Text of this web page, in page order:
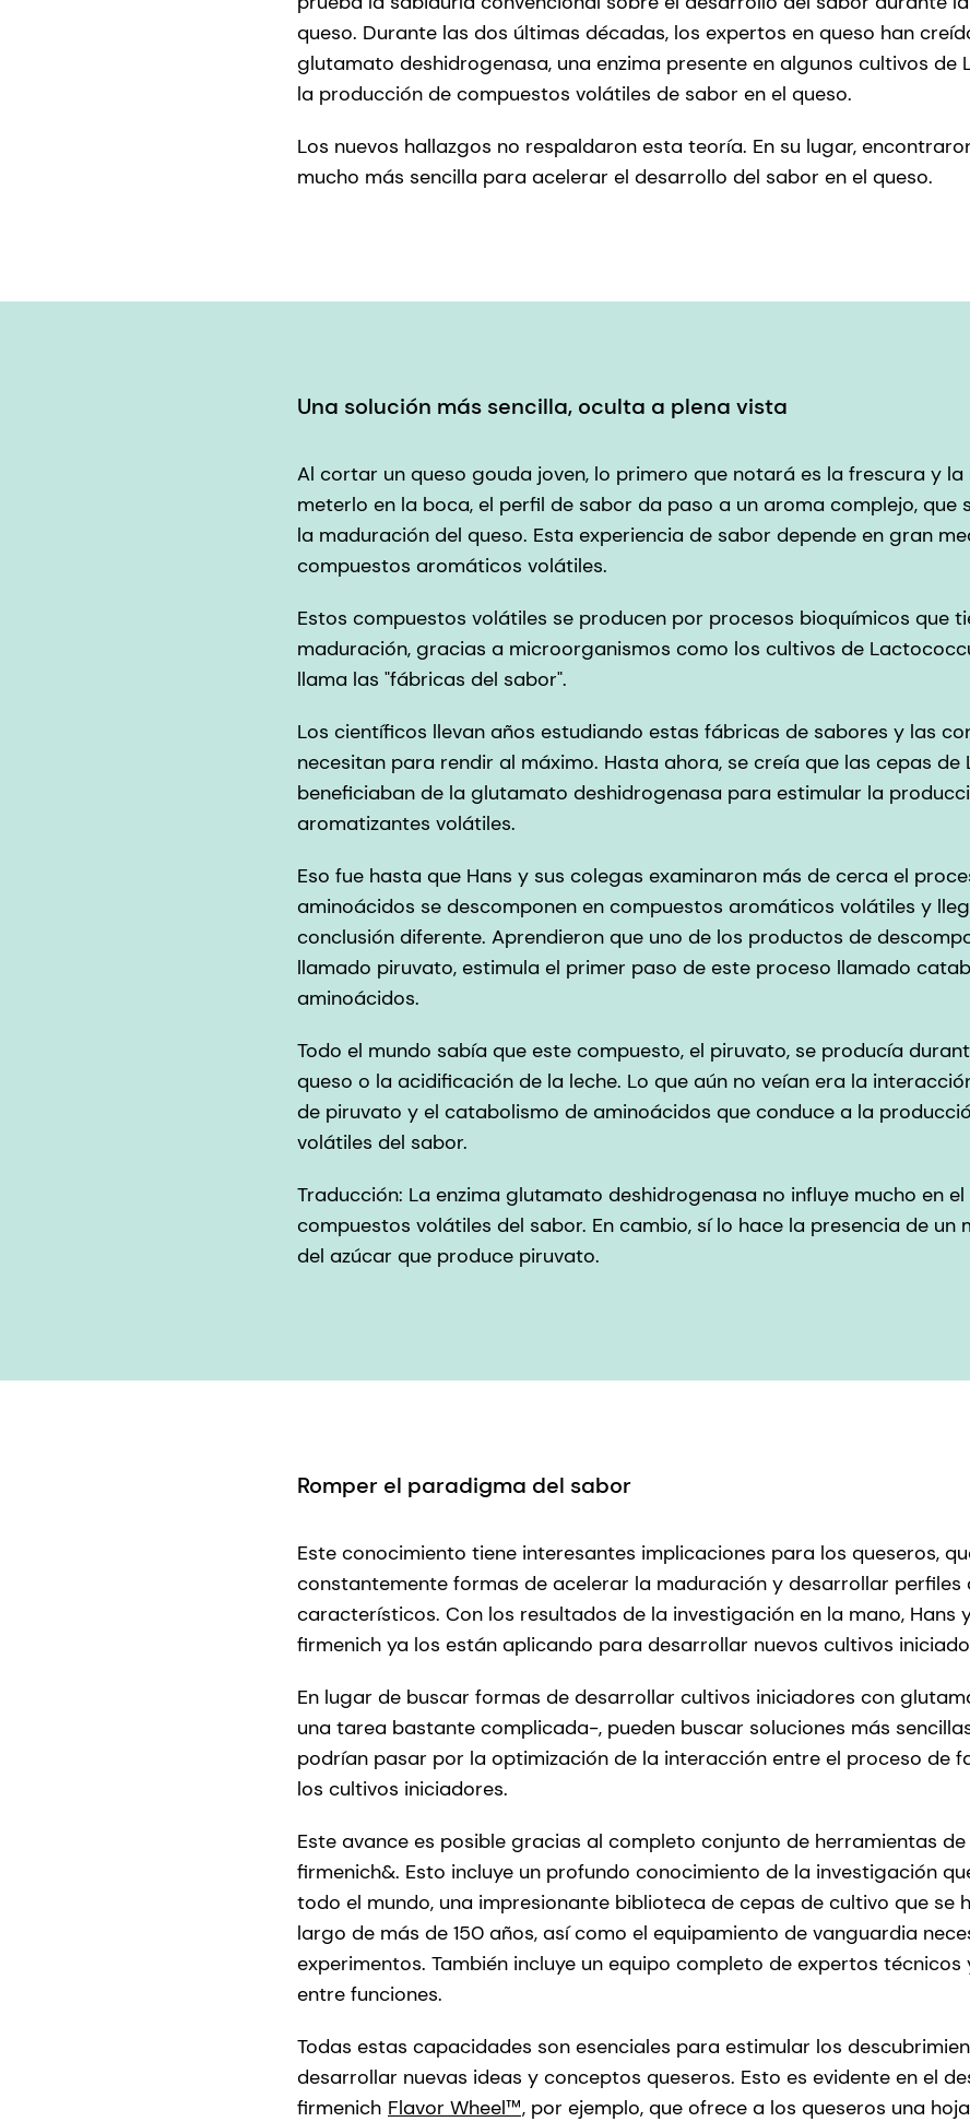
queso. Durante las dos últimas décadas, los expertos en queso han
glutamato deshidrogenasa, una enzima presente en algunos cultivos de
la producción de compuestos volátiles de sabor en el queso.
Los nuevos hallazgos no respaldaron esta teoría. En su lugar,
mucho más sencilla para acelerar el desarrollo del sabor en el queso.
Una solución más sencilla, oculta a plena vista
Al cortar un queso gouda joven, lo primero que notará es la frescura y la
meterlo en la boca, el perfil de sabor da paso a un aroma complejo, que
la maduración del queso. Esta experiencia de sabor depende en gran
compuestos aromáticos volátiles.
Estos compuestos volátiles se producen por procesos bioquímicos que
maduración, gracias a microorganismos como los cultivos de
llama las "fábricas del sabor".
Los científicos llevan años estudiando estas fábricas de sabores y las
necesitan para rendir al máximo. Hasta ahora, se creía que las cepas de
beneficiaban de la glutamato deshidrogenasa para estimular la
aromatizantes volátiles.
Eso fue hasta que Hans y sus colegas examinaron más de cerca el
aminoácidos se descomponen en compuestos aromáticos volátiles y
conclusión diferente. Aprendieron que uno de los productos de
llamado piruvato, estimula el primer paso de este proceso llamado
aminoácidos.
Todo el mundo sabía que este compuesto, el piruvato, se producía
queso o la acidificación de la leche. Lo que aún no veían era la
de piruvato y el catabolismo de aminoácidos que conduce a la
volátiles del sabor.
Traducción: La enzima glutamato deshidrogenasa no influye mucho en
compuestos volátiles del sabor. En cambio, sí lo hace la presencia de un
del azúcar que produce piruvato.
Romper el paradigma del sabor
Este conocimiento tiene interesantes implicaciones para los queseros,
constantemente formas de acelerar la maduración y desarrollar perfiles
característicos. Con los resultados de la investigación en la mano, Hans
firmenich ya los están aplicando para desarrollar nuevos cultivos
En lugar de buscar formas de desarrollar cultivos iniciadores con
una tarea bastante complicada-, pueden buscar soluciones más
podrían pasar por la optimización de la interacción entre el proceso de
los cultivos iniciadores.
Este avance es posible gracias al completo conjunto de herramientas
firmenich&. Esto incluye un profundo conocimiento de la investigación
todo el mundo, una impresionante biblioteca de cepas de cultivo que se
largo de más de 150 años, así como el equipamiento de vanguardia
experimentos. También incluye un equipo completo de expertos
entre funciones.
Todas estas capacidades son esenciales para estimular los
desarrollar nuevas ideas y conceptos queseros. Esto es evidente en el
firmenich Flavor Wheel™, por ejemplo, que ofrece a los queseros una